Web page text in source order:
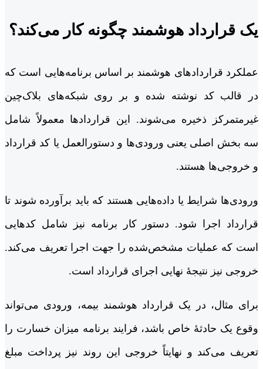
یک قرارداد هوشمند چگونه کار می‌کند؟
عملکرد قراردادهای هوشمند بر اساس برنامه‌هایی است که
در قالب کد نوشته شده و بر روی شبکه‌های بلاک‌چین
غیرمتمرکز ذخیره می‌شوند. این قراردادها معمولاً شامل
سه بخش اصلی یعنی ورودی‌ها و دستورالعمل یا کد قرارداد
و خروجی‌ها هستند.
ورودی‌ها شرایط یا داده‌هایی هستند که باید برآورده شوند تا
قرارداد اجرا شود. دستور کار برنامه نیز شامل کدهایی
است که عملیات مشخص‌شده را جهت اجرا تعریف می‌کند.
خروجی نیز نتیجۀ نهایی اجرای قرارداد است.
برای مثال، در یک قرارداد هوشمند بیمه، ورودی می‌تواند
وقوع یک حادثۀ خاص باشد، فرایند برنامه میزان خسارت را
تعریف می‌کند و نهایتاً خروجی این روند نیز پرداخت مبلغ